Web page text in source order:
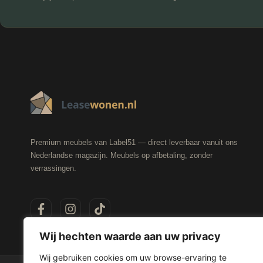
Wij hechten waarde aan uw privacy
Wij gebruiken cookies om uw browse-ervaring te
Premium meubels van Label51 — direct leverbaar vanuit ons
Nederlandse magazijn. Meubels op afbetaling, zonder
verrassingen.